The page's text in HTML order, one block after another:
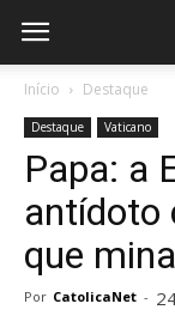
Início Destaque
Destaque Vaticano
Papa: a
antídoto
que
Por CatolicaNet -